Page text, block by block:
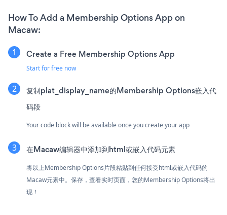
How To Add a Membership Options App on
Macaw:
Create a Free Membership Options App
Start for free now
复制plat_display_name的Membership Options嵌入代
码段
Your code block will be available once you create your app
在Macaw编辑器中添加到html或嵌入代码元素
将以上Membership Options片段粘贴到任何接受html或嵌入代码的
Macaw元素中。保存，查看实时页面，您的Membership Options将出
现！